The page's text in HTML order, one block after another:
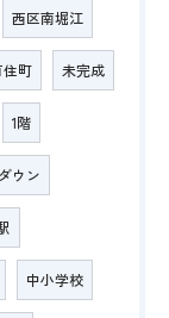
西区南堀江
住町 未完成
1階
ウン
中小学校